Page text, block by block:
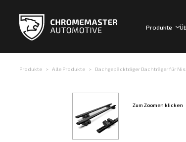
Produkte
Produkte Alle Produkte Dachgepäckträger Dachträger für
Zum Zoomen klicken